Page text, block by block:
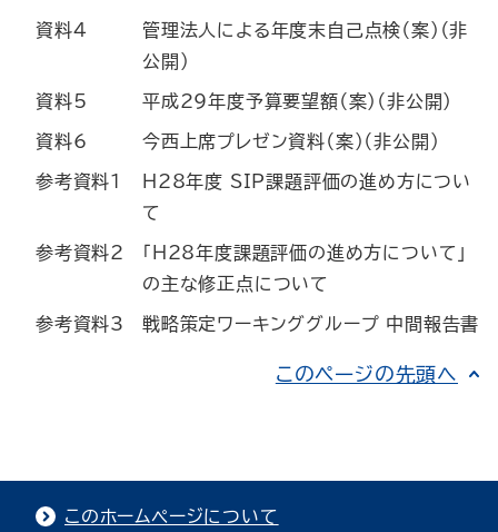
資料4
管理法人による年度末自己点検（案）（非
公開）
資料5 平成29年度予算要望額（案）（非公開）
資料6 今西上席プレゼン資料（案）（非公開）
参考資料1
H28年度 SIP課題評価の進め方につい
て
参考資料2
「H28年度課題評価の進め方について」
の主な修正点について
参考資料3 戦略策定ワーキンググループ 中間報告書
このページの先頭へ
このホームページについて